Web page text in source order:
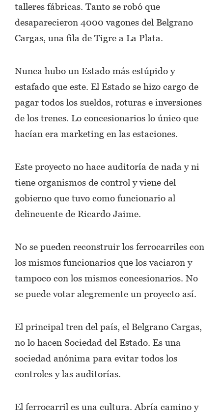
talleres fábricas. Tanto se robó que
desaparecieron 4000 vagones del Belgrano
Cargas, una fila de Tigre a La Plata.
Nunca hubo un Estado más estúpido y
estafado que este. El Estado se hizo cargo de
pagar todos los sueldos, roturas e inversiones
de los trenes. Lo concesionarios lo único que
hacían era marketing en las estaciones.
Este proyecto no hace auditoría de nada y ni
tiene organismos de control y viene del
gobierno que tuvo como funcionario al
delincuente de Ricardo Jaime.
No se pueden reconstruir los ferrocarriles con
los mismos funcionarios que los vaciaron y
tampoco con los mismos concesionarios. No
se puede votar alegremente un proyecto así.
El principal tren del país, el Belgrano Cargas,
no lo hacen Sociedad del Estado. Es una
sociedad anónima para evitar todos los
controles y las auditorías.
El ferrocarril es una cultura. Abría camino y